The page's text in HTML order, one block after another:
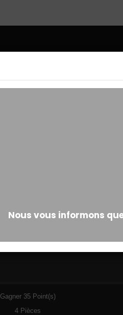
Gagner 35 Point(s)
4 Pièces